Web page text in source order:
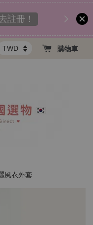
註冊！
匯款後
購物車
風衣外套